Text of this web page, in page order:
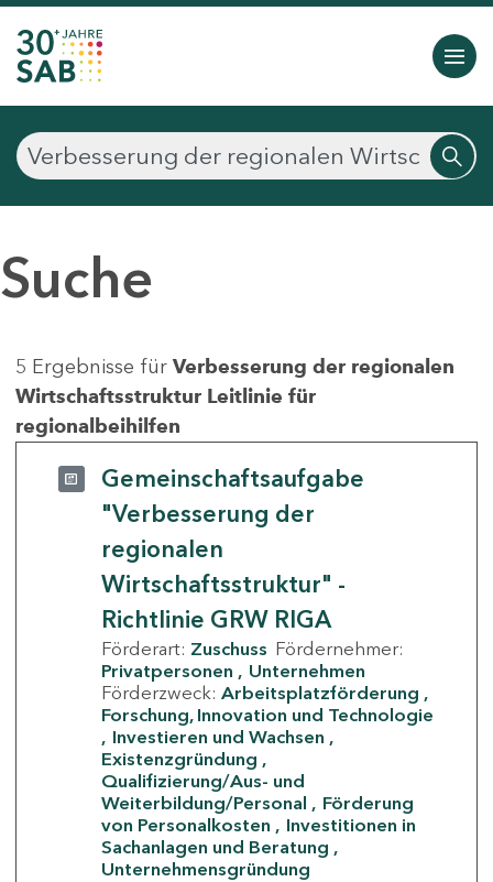
Suche
5 Ergebnisse für Verbesserung der regionalen
Wirtschaftsstruktur Leitlinie für
regionalbeihilfen
Gemeinschaftsaufgabe
"Verbesserung der
regionalen
Wirtschaftsstruktur" -
Richtlinie GRW RIGA
Förderart: Zuschuss Fördernehmer:
Privatpersonen
Unternehmen
Förderzweck: Arbeitsplatzförderung
Forschung, Innovation und Technologie
Investieren und Wachsen
Existenzgründung
Qualifizierung/Aus- und
Weiterbildung/Personal
Förderung
von Personalkosten
Investitionen in
Sachanlagen und Beratung
Unternehmensgründung